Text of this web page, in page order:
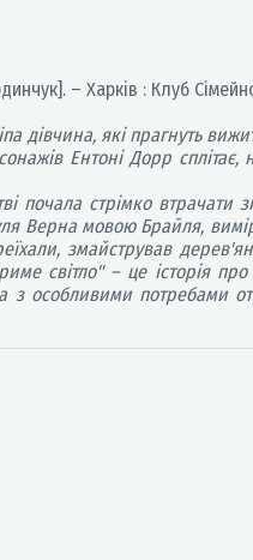
– Харків : Клуб
дівчина, які прагнуть
Ентоні Дорр
стрімко втрачати
Верна мовою Брайля,
змайстрував
світло" – це історія про
особливими потребами